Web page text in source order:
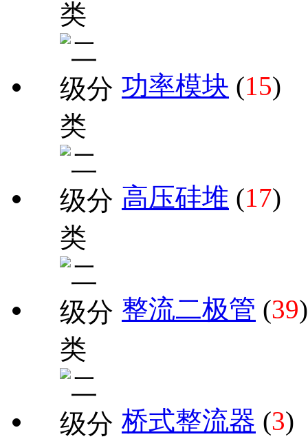
功率模块 (15)
高压硅堆 (17)
整流二极管 (39)
桥式整流器 (3)